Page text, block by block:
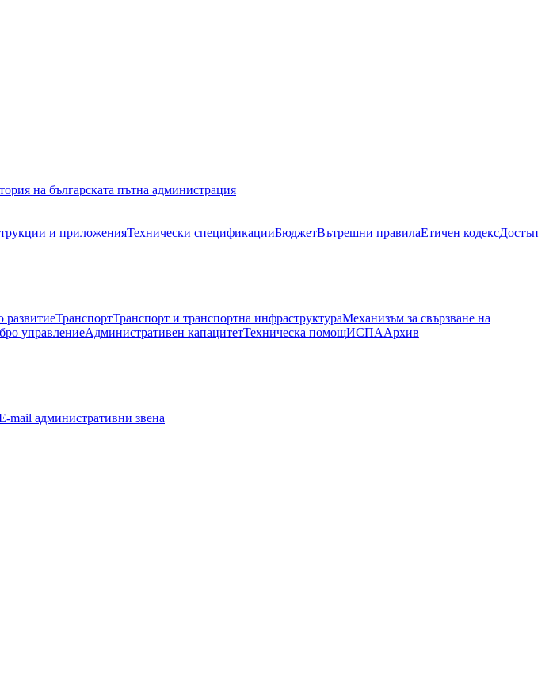
на българската пътна администрация
и приложенияТехнически спецификацииБюджетВътрешни правилаЕтичен кодексДостъп
развитиеТранспортТранспорт и транспортна инфраструктураМеханизъм за свързване на
управлениеАдминистративен капацитетТехническа помощИСПААрхив
mail административни звена